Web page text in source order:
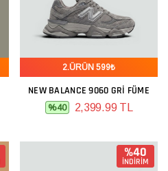
2.ÜRÜN 599₺
NEW BALANCE 9060 GRI FÜME
%40 2,399.99 TL
%40
İNDİRİM